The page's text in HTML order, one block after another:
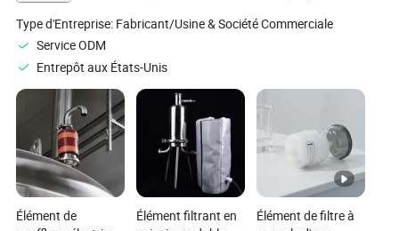
Type d'Entreprise: Fabricant/Usine & Société Commerciale
Service ODM
Entrepôt aux États-Unis
Élément de
Élément filtrant en
Élément de filtre à